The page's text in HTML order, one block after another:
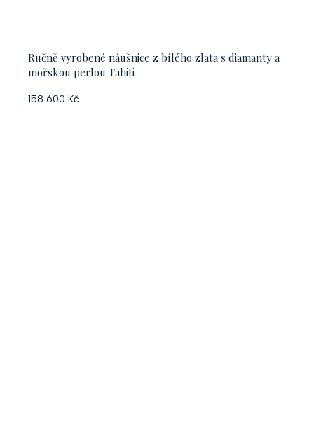
Ručně vyrobené náušnice z bílého zlata s diamanty a
mořskou perlou Tahiti
158 600 Kč